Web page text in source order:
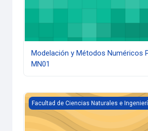
Modelación y Métodos Numéricos
MN01
Telecomunicaciones 2 PY26-1-
Facultad de Ciencias Naturales e